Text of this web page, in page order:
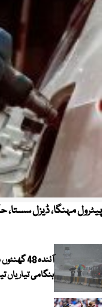
پیٹرول مہنگا، ڈیزل
آئندہ
ہنگامی تیاریاں